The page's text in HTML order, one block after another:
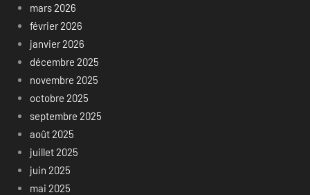
mars 2026
février 2026
janvier 2026
décembre 2025
novembre 2025
octobre 2025
septembre 2025
août 2025
juillet 2025
juin 2025
mai 2025